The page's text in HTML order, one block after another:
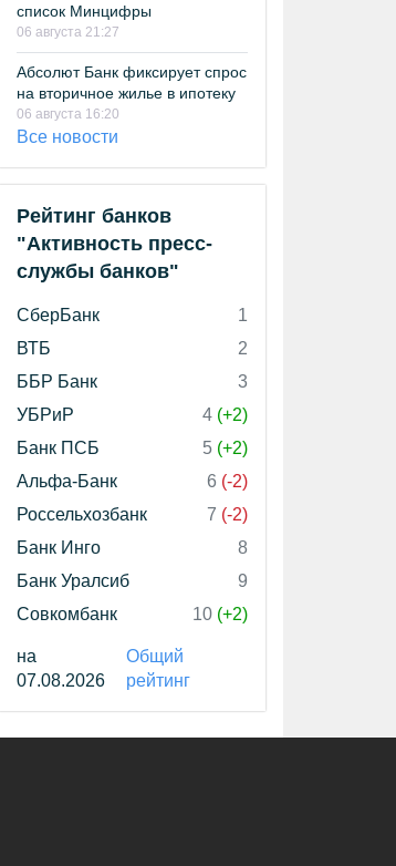
список Минцифры
06 августа 21:27
Абсолют Банк фиксирует спрос
на вторичное жилье в ипотеку
06 августа 16:20
Все новости
Рейтинг банков
"Активность пресс-
службы банков"
СберБанк
1
ВТБ
2
ББР Банк
3
УБРиР
4 (+2)
Банк ПСБ
5 (+2)
Альфа-Банк
6 (-2)
Россельхозбанк
7 (-2)
Банк Инго
8
Банк Уралсиб
9
Совкомбанк
10 (+2)
на
07.08.2026
Общий
рейтинг